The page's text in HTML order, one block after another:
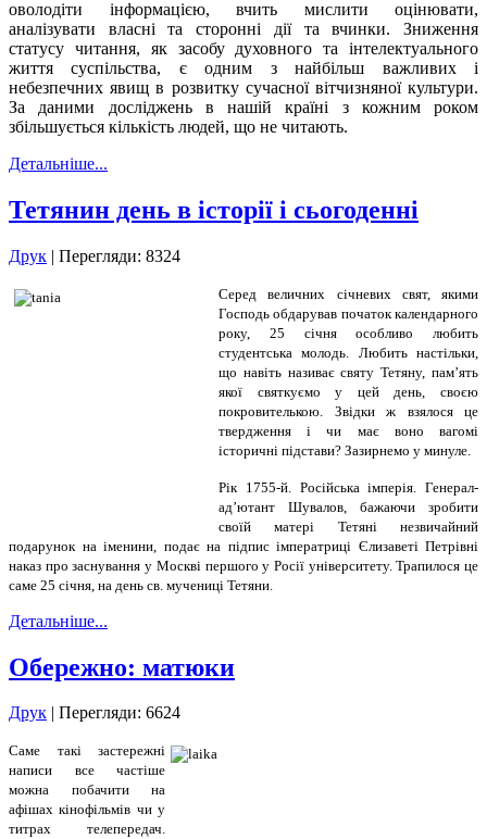
оволодіти інформацією, вчить мислити оцінювати,
аналізувати власні та сторонні дії та вчинки. Зниження
статусу читання, як засобу духовного та інтелектуального
життя суспільства, є одним з найбільш важливих і
небезпечних явищ в розвитку сучасної вітчизняної культури.
За даними досліджень в нашій країні з кожним роком
збільшується кількість людей, що не читають.
Детальніше...
Тетянин день в історії і сьогоденні
Друк | Перегляди: 8324
Серед величних січневих свят, якими
Господь обдарував початок календарного
року, 25 січня особливо любить
студентська молодь. Любить настільки,
що навіть називає святу Тетяну, пам’ять
якої святкуємо у цей день, своєю
покровителькою. Звідки ж взялося це
твердження і чи має воно вагомі
історичні підстави? Зазирнемо у минуле.
Рік 1755-й. Російська імперія. Генерал-
ад’ютант Шувалов, бажаючи зробити
своїй матері Тетяні незвичайний
подарунок на іменини, подає на підпис імператриці Єлизаветі Петрівні
наказ про заснування у Москві першого у Росії університету. Трапилося це
саме 25 січня, на день св. мучениці Тетяни.
Детальніше...
Обережно: матюки
Друк | Перегляди: 6624
Саме такі застережні
написи все частіше
можна побачити на
афішах кінофільмів чи у
титрах телепередач.